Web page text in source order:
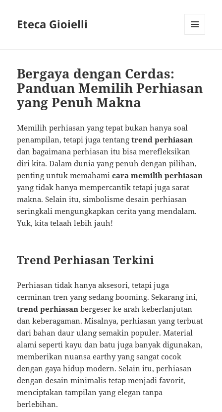
Eteca Gioielli
Bergaya dengan Cerdas:
Panduan Memilih Perhiasan
yang Penuh Makna
Memilih perhiasan yang tepat bukan hanya soal
penampilan, tetapi juga tentangtrend perhiasan
dan bagaimana perhiasan itu bisa merefleksikan
diri kita. Dalam dunia yang penuh dengan pilihan,
penting untuk memahamicara memilih perhiasan
yang tidak hanya mempercantik tetapi juga sarat
makna. Selain itu, simbolisme desain perhiasan
seringkali mengungkapkan cerita yang mendalam.
Yuk, kita telaah lebih jauh!
Trend Perhiasan Terkini
Perhiasan tidak hanya aksesori, tetapi juga
cerminan tren yang sedang booming. Sekarang ini,
trend perhiasan bergeser ke arah keberlanjutan
dan keberagaman. Misalnya, perhiasan yang terbuat
dari bahan daur ulang semakin populer. Material
alami seperti kayu dan batu juga banyak digunakan,
memberikan nuansa earthy yang sangat cocok
dengan gaya hidup modern. Selain itu, perhiasan
dengan desain minimalis tetap menjadi favorit,
menciptakan tampilan yang elegan tanpa
berlebihan.